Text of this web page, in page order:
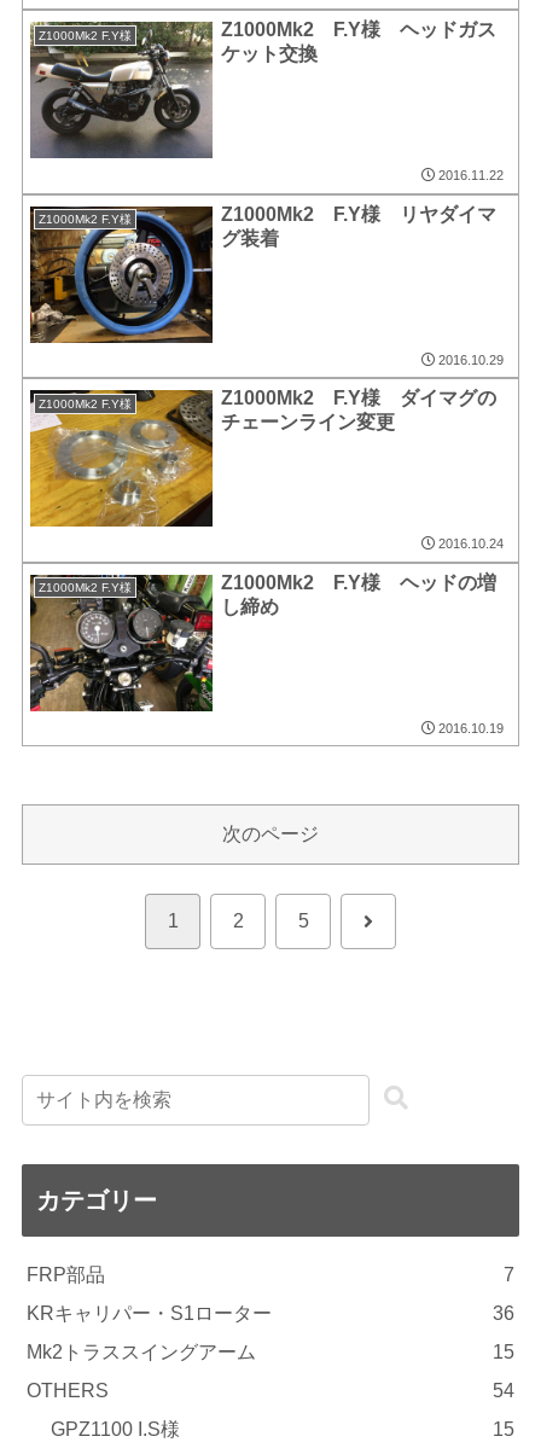
Z1000Mk2 F.Y様
Z1000Mk2 F.Y様 ヘッドガス
ケット交換
2016.11.22
Z1000Mk2 F.Y様
Z1000Mk2 F.Y様 リヤダイマ
グ装着
2016.10.29
Z1000Mk2 F.Y様
Z1000Mk2 F.Y様 ダイマグの
チェーンライン変更
2016.10.24
Z1000Mk2 F.Y様
Z1000Mk2 F.Y様 ヘッドの増
し締め
2016.10.19
次のページ
1 2 5 次
カテゴリー
FRP部品
7
KRキャリパー・S1ローター
36
Mk2トラススイングアーム
15
OTHERS
54
GPZ1100 I.S様
15